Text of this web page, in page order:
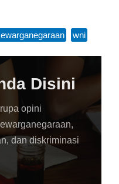
wni
Disini
opini
dan diskriminasi